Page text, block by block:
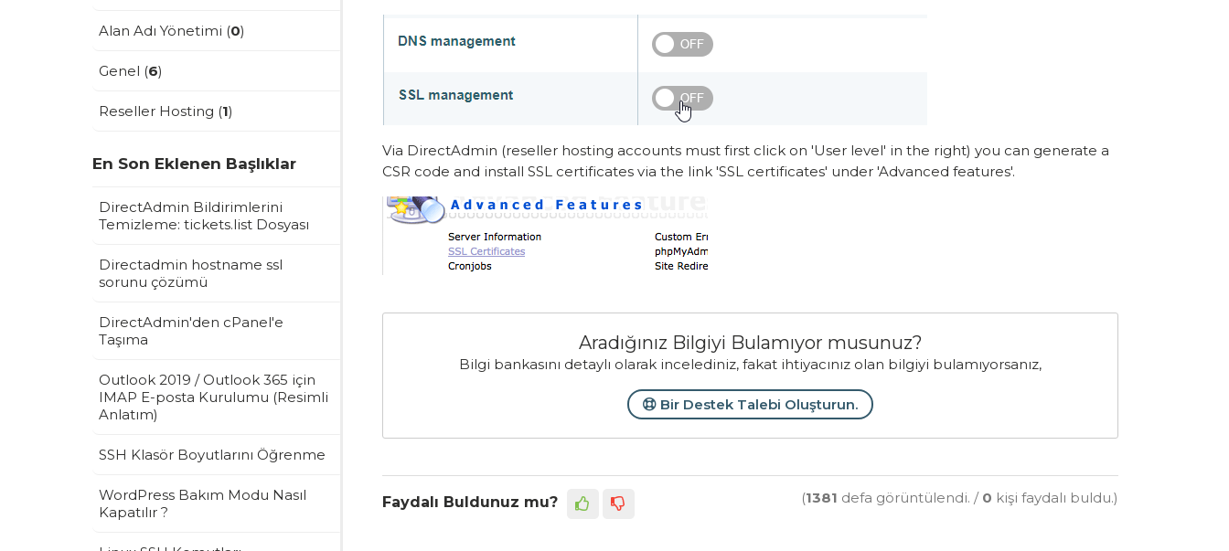
Via DirectAdmin (reseller hosting accounts must first click on 'User level' in the right) you can generate a
CSR code and install SSL certificates via the link 'SSL certificates' under 'Advanced features'.
Aradığınız Bilgiyi Bulamıyor musunuz?
Bilgi bankasını detaylı olarak incelediniz, fakat ihtiyacınız olan bilgiyi bulamıyorsanız,
Bir Destek Talebi Oluşturun.
Faydalı Buldunuz mu? (1381 defa görüntülendi. / 0 kişi faydalı buldu.)
Alan Adı Yönetimi (0)
Genel (6)
Reseller Hosting (1)
En Son Eklenen Başlıklar
DirectAdmin Bildirimlerini
Temizleme: tickets.list Dosyası
Directadmin hostname ssl
sorunu çözümü
DirectAdmin'den cPanel'e
Taşıma
Outlook 2019 / Outlook 365 için
IMAP E-posta Kurulumu (Resimli
Anlatım)
SSH Klasör Boyutlarını Öğrenme
WordPress Bakım Modu Nasıl
Kapatılır ?